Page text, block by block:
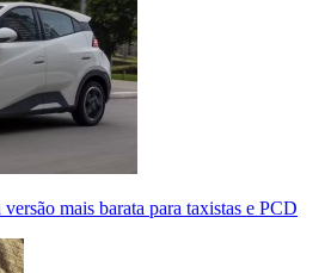
mais barata para taxistas e PCD